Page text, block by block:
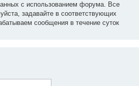
с использованием форума. Все
задавайте в соответствующих
сообщения в течение суток